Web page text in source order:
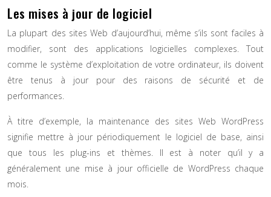
Les mises à jour de logiciel
La plupart des sites Web d’aujourd’hui, même s’ils sont faciles à
modifier, sont des applications logicielles complexes. Tout
comme le système d’exploitation de votre ordinateur, ils doivent
être tenus à jour pour des raisons de sécurité et de
performances.
À titre d’exemple, la maintenance des sites Web WordPress
signifie mettre à jour périodiquement le logiciel de base, ainsi
que tous les plug-ins et thèmes. Il est à noter qu’il y a
généralement une mise à jour officielle de WordPress chaque
mois.